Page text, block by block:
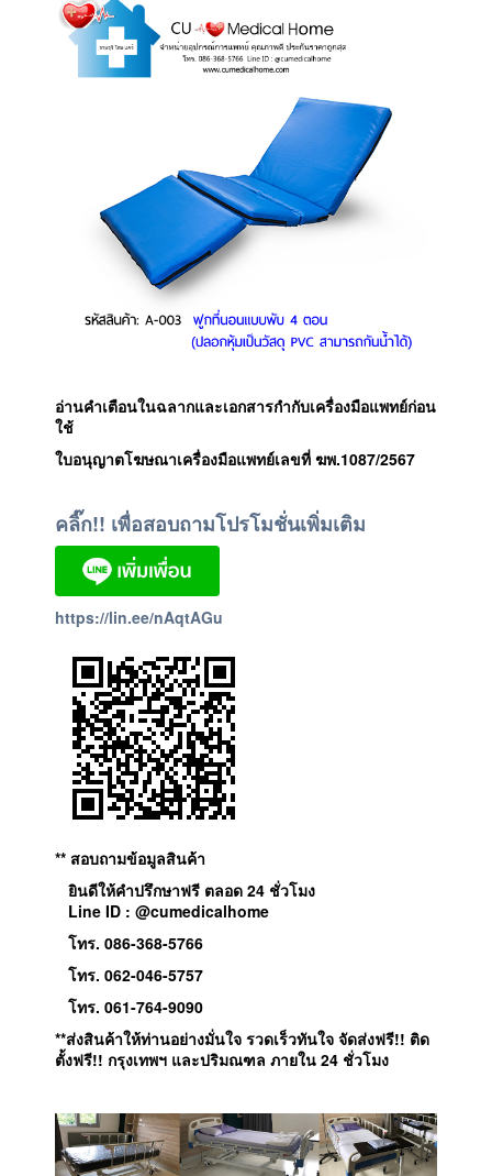
อ่านคำเตือนในฉลากและเอกสารกำกับเครื่องมือแพทย์ก่อน
ใช้
ใบอนุญาตโฆษณาเครื่องมือแพทย์เลขที่ ฆพ.1087/2567
คลิ๊ก!! เพื่อสอบถามโปรโมชั่นเพิ่มเติม
https://lin.ee/nAqtAGu
** สอบถามข้อมูลสินค้า
ยินดีให้คำปรึกษาฟรี ตลอด 24 ชั่วโมง
Line ID : @cumedicalhome
โทร. 086-368-5766
โทร. 062-046-5757
โทร. 061-764-9090
**ส่งสินค้าให้ท่านอย่างมั่นใจ รวดเร็วทันใจ จัดส่งฟรี!! ติด
ตั้งฟรี!! กรุงเทพฯ และปริมณฑล ภายใน 24 ชั่วโมง